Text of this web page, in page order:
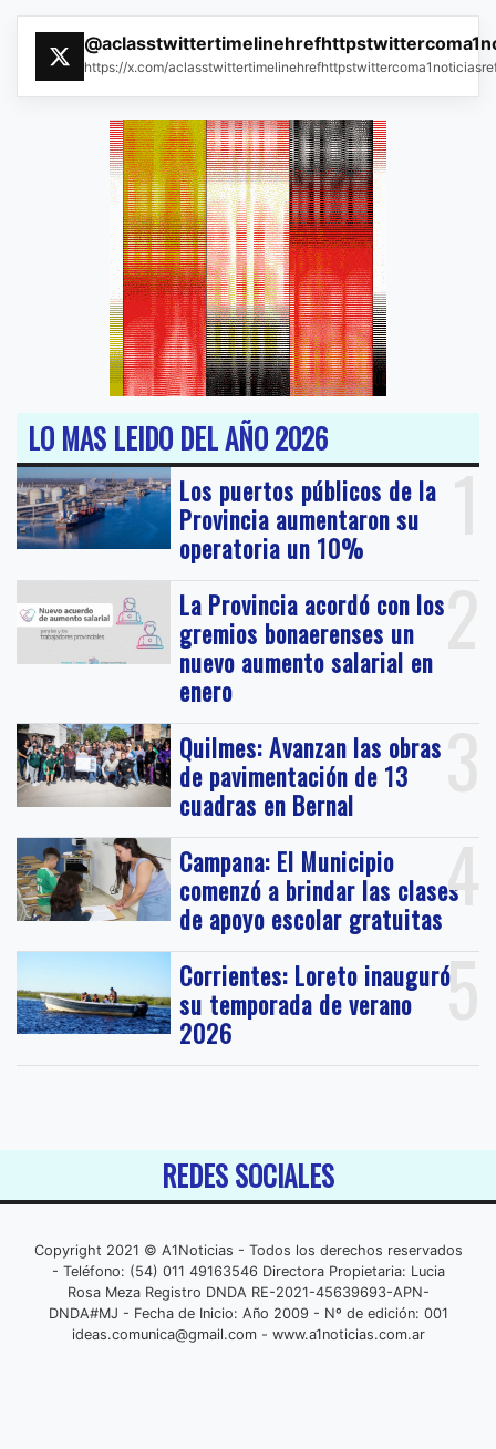
https://x.com/
LO MAS LEIDO DEL AÑO 2026
1
Los puertos públicos de la
Provincia aumentaron su
operatoria un 10%
2
La Provincia acordó con los
gremios bonaerenses un
nuevo aumento salarial en
enero
3
Quilmes: Avanzan las obras
de pavimentación de 13
cuadras en Bernal
4
Campana: El Municipio
comenzó a brindar las clases
de apoyo escolar gratuitas
5
Corrientes: Loreto inauguró
su temporada de verano
2026
REDES SOCIALES
Copyright 2021 © A1Noticias - Todos los derechos reservados
- Teléfono: (54) 011 49163546 Directora Propietaria: Lucia
Rosa Meza Registro DNDA RE-2021-45639693-APN-
DNDA#MJ - Fecha de Inicio: Año 2009 - Nº de edición: 001
ideas.comunica@gmail.com- www.a1noticias.com.ar